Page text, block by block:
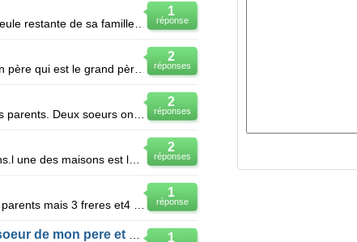
1
réponse
Lors du deces d'un celibataire sans enfants ,la seule restante de sa famille est sa soeur et ses nev
2
réponses
Maison familiale de 04 pièces appartenant à mon père qui est le grand père des petits enfants ma qu
2
réponses
2
réponses
Mon père est décédé en 2002, a laissé 2 maisons.l une des maisons est louée(2 locaux commerciaux+1 a
1
réponse
1